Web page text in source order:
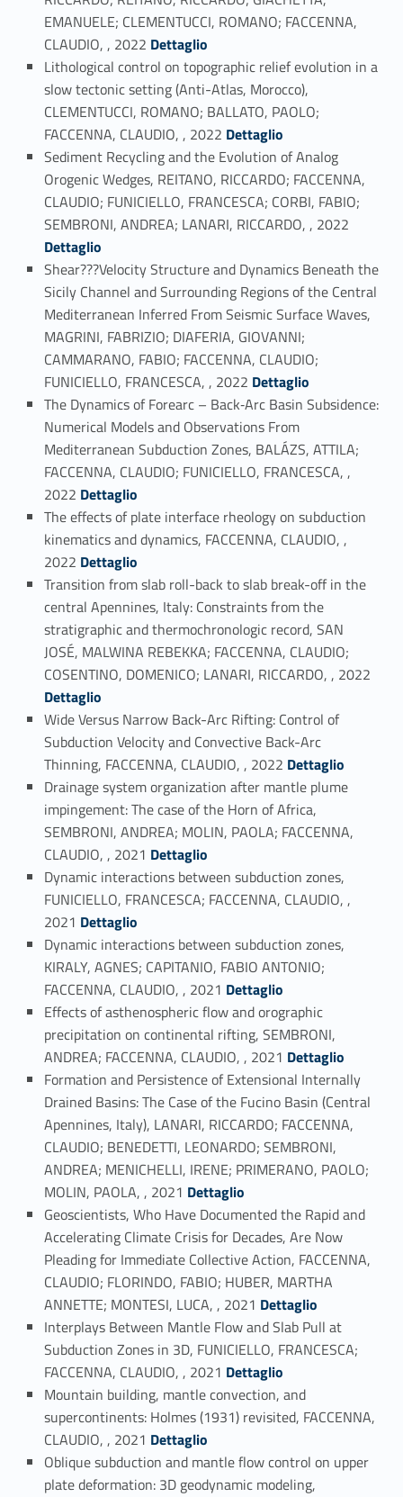
EMANUELE; CLEMENTUCCI, ROMANO; FACCENNA,
CLAUDIO, , 2022 Link identifier #identifier_person_67076-32
Dettaglio
Lithological control on topographic relief evolution in a
slow tectonic setting (Anti-Atlas, Morocco),
CLEMENTUCCI, ROMANO; BALLATO, PAOLO;
FACCENNA, CLAUDIO, , 2022 Link identifier #identifier_person_37319-33
Dettaglio
Sediment Recycling and the Evolution of Analog
Orogenic Wedges, REITANO, RICCARDO; FACCENNA,
CLAUDIO; FUNICIELLO, FRANCESCA; CORBI, FABIO;
SEMBRONI, ANDREA; LANARI, RICCARDO, , 2022 Link identifier #identifier_person_139625-34
Dettaglio
Shear???Velocity Structure and Dynamics Beneath the
Sicily Channel and Surrounding Regions of the Central
Mediterranean Inferred From Seismic Surface Waves,
MAGRINI, FABRIZIO; DIAFERIA, GIOVANNI;
CAMMARANO, FABIO; FACCENNA, CLAUDIO;
FUNICIELLO, FRANCESCA, , 2022 Link identifier #identifier_person_93945-35
Dettaglio
The Dynamics of Forearc – Back‐Arc Basin Subsidence:
Numerical Models and Observations From
Mediterranean Subduction Zones, BALÁZS, ATTILA;
FACCENNA, CLAUDIO; FUNICIELLO, FRANCESCA, ,
2022 Link identifier #identifier_person_194963-36
Dettaglio
The effects of plate interface rheology on subduction
kinematics and dynamics, FACCENNA, CLAUDIO, ,
2022 Link identifier #identifier_person_975-37
Dettaglio
Transition from slab roll-back to slab break-off in the
central Apennines, Italy: Constraints from the
stratigraphic and thermochronologic record, SAN
JOSÉ, MALWINA REBEKKA; FACCENNA, CLAUDIO;
COSENTINO, DOMENICO; LANARI, RICCARDO, , 2022
Dettaglio
Wide Versus Narrow Back-Arc Rifting: Control of
Subduction Velocity and Convective Back-Arc
Thinning, FACCENNA, CLAUDIO, , 2022 Link identifier #identifier_person_29250-39
Dettaglio
Drainage system organization after mantle plume
impingement: The case of the Horn of Africa,
SEMBRONI, ANDREA; MOLIN, PAOLA; FACCENNA,
CLAUDIO, , 2021 Link identifier #identifier_person_183831-40
Dettaglio
Dynamic interactions between subduction zones,
FUNICIELLO, FRANCESCA; FACCENNA, CLAUDIO, ,
2021 Link identifier #identifier_person_140306-41
Dettaglio
Dynamic interactions between subduction zones,
KIRALY, AGNES; CAPITANIO, FABIO ANTONIO;
FACCENNA, CLAUDIO, , 2021 Link identifier #identifier_person_187602-42
Dettaglio
Effects of asthenospheric flow and orographic
precipitation on continental rifting, SEMBRONI,
ANDREA; FACCENNA, CLAUDIO, , 2021 Link identifier #identifier_person_131018-43
Dettaglio
Formation and Persistence of Extensional Internally
Drained Basins: The Case of the Fucino Basin (Central
Apennines, Italy), LANARI, RICCARDO; FACCENNA,
CLAUDIO; BENEDETTI, LEONARDO; SEMBRONI,
ANDREA; MENICHELLI, IRENE; PRIMERANO, PAOLO;
MOLIN, PAOLA, , 2021Link identifier #identifier_person_196342-44
Dettaglio
Geoscientists, Who Have Documented the Rapid and
Accelerating Climate Crisis for Decades, Are Now
Pleading for Immediate Collective Action, FACCENNA,
CLAUDIO; FLORINDO, FABIO; HUBER, MARTHA
ANNETTE; MONTESI, LUCA, , 2021 Link identifier #identifier_person_29532-45
Dettaglio
Interplays Between Mantle Flow and Slab Pull at
Subduction Zones in 3D, FUNICIELLO, FRANCESCA;
FACCENNA, CLAUDIO, , 2021 Link identifier #identifier_person_154307-46
Dettaglio
Mountain building, mantle convection, and
supercontinents: Holmes (1931) revisited, FACCENNA,
CLAUDIO, , 2021 Link identifier #identifier_person_165523-47
Dettaglio
Oblique subduction and mantle flow control on upper
plate deformation: 3D geodynamic modeling,